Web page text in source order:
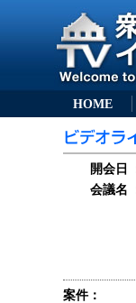
HOME
開会日
会議名
案件：